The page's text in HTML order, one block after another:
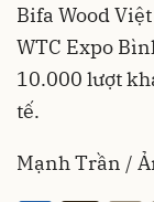
Bifa Wood
WTC Expo
10.000 lượt
tế.
Mạnh Trần /